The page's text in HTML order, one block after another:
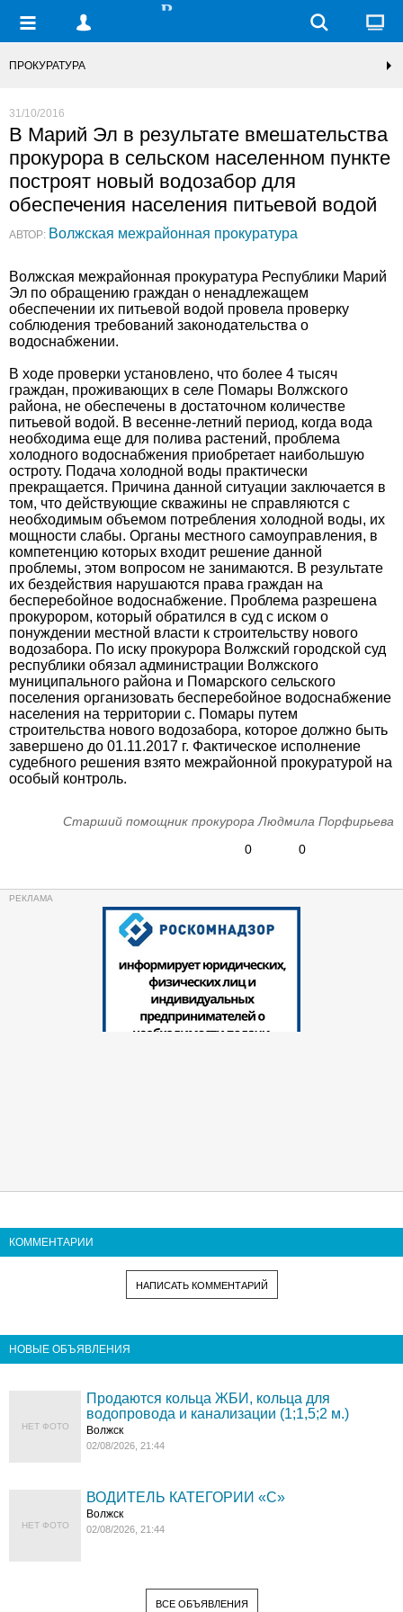
ПРОКУРАТУРА
31/10/2016
В Марий Эл в результате вмешательства
прокурора в сельском населенном пункте
построят новый водозабор для
обеспечения населения питьевой водой
АВТОР: Волжская межрайонная прокуратура
Волжская межрайонная прокуратура Республики Марий
Эл по обращению граждан о ненадлежащем
обеспечении их питьевой водой провела проверку
соблюдения требований законодательства о
водоснабжении.
В ходе проверки установлено, что более 4 тысяч
граждан, проживающих в селе Помары Волжского
района, не обеспечены в достаточном количестве
питьевой водой. В весенне-летний период, когда вода
необходима еще для полива растений, проблема
холодного водоснабжения приобретает наибольшую
остроту. Подача холодной воды практически
прекращается. Причина данной ситуации заключается в
том, что действующие скважины не справляются с
необходимым объемом потребления холодной воды, их
мощности слабы. Органы местного самоуправления, в
компетенцию которых входит решение данной
проблемы, этом вопросом не занимаются. В результате
их бездействия нарушаются права граждан на
бесперебойное водоснабжение. Проблема разрешена
прокурором, который обратился в суд с иском о
понуждении местной власти к строительству нового
водозабора. По иску прокурора Волжский городской суд
республики обязал администрации Волжского
муниципального района и Помарского сельского
поселения организовать бесперебойное водоснабжение
населения на территории с. Помары путем
строительства нового водозабора, которое должно быть
завершено до 01.11.2017 г. Фактическое исполнение
судебного решения взято межрайонной прокуратурой на
особый контроль.
Старший помощник прокурора Людмила Порфирьева
0
0
КОММЕНТАРИИ
НАПИСАТЬ КОММЕНТАРИЙ
НОВЫЕ ОБЪЯВЛЕНИЯ
НЕТ ФОТО
Продаются кольца ЖБИ, кольца для
водопровода и канализации (1;1,5;2 м.)
Волжск
02/08/2026, 21:44
НЕТ ФОТО
ВОДИТЕЛЬ КАТЕГОРИИ «C»
Волжск
02/08/2026, 21:44
ВСЕ ОБЪЯВЛЕНИЯ